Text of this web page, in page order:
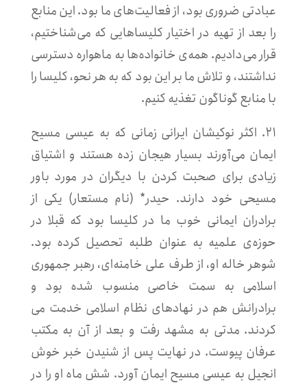
عبادتی ضروری بود، از فعالیت‌های ما بود. این منابع
را بعد از تهیه در اختیار کلیساهایی که می‌شناختیم،
قرار می‌دادیم. همه‌ی خانواده‌ها به ماهواره دسترسی
نداشتند، و تلاش ما بر این بود که به هر نحو، کلیسا را
با منابع گوناگون تغذیه کنیم.
۲۱. اکثر نوکیشان ایرانی زمانی که به عیسی مسیح
ایمان می‌آورند بسیار هیجان زده هستند و اشتیاق
زیادی برای صحبت کردن با دیگران در مورد باور
مسیحی خود دارند. حیدر* (نام مستعار) یکی از
برادران ایمانی خوب ما در کلیسا بود که قبلا در
حوزه‌ی علمیه به عنوان طلبه تحصیل کرده بود.
شوهر خاله او، از طرف علی خامنه‌ای، رهبر جمهوری
اسلامی به سمت خاصی منسوب شده بود و
برادرانش هم در نهادهای نظام اسلامی خدمت می
کردند. مدتی به مشهد رفت و بعد از آن به مکتب
عرفان پیوست. در نهایت پس از شنیدن خبر خوش
انجیل به عیسی مسیح ایمان آورد. شش ماه او را در